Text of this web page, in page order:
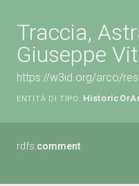
Traccia,
Giuseppe
https://w3id.org/arco/
ENTITÀ DI TIPO:
rdfs:comment